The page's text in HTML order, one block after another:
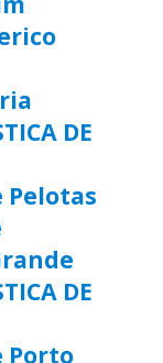
DE
Pelotas
DE
Porto